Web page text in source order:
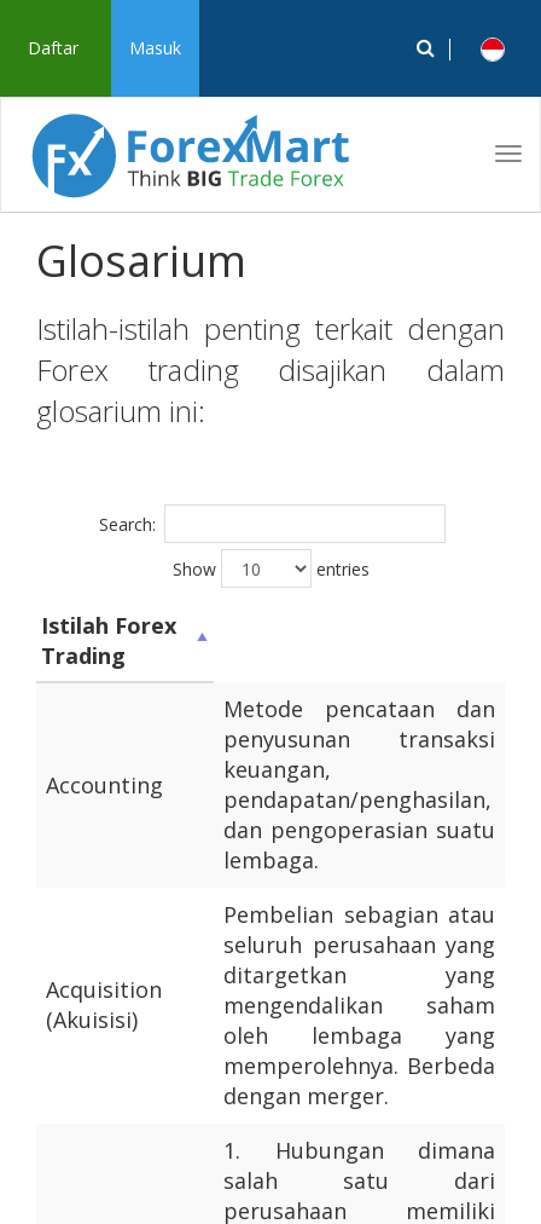
Daftar Masuk
Glosarium
Istilah-istilah penting terkait dengan
Forex trading disajikan dalam
glosarium ini:
Search:
Show
entries
Istilah Forex
Trading
Accounting
Metode pencataan dan
penyusunan transaksi
keuangan,
pendapatan/penghasilan,
dan pengoperasian suatu
lembaga.
Acquisition
(Akuisisi)
Pembelian sebagian atau
seluruh perusahaan yang
ditargetkan yang
mengendalikan saham
oleh lembaga yang
memperolehnya. Berbeda
dengan merger.
1. Hubungan dimana
salah satu dari
perusahaan memiliki